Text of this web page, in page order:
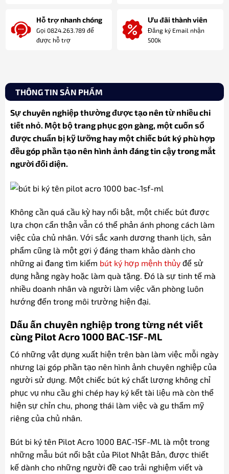
Hỗ trợ nhanh chóng
Gọi 0824.263.789 để
được hỗ trợ
Ưu đãi thành viên
Đăng ký Email nhận
500k
THÔNG TIN SẢN PHẨM
Sự chuyên nghiệp thường được tạo nên từ nhiều chi
tiết nhỏ. Một bộ trang phục gọn gàng, một cuốn sổ
được chuẩn bị kỹ lưỡng hay một chiếc bút ký phù hợp
đều góp phần tạo nên hình ảnh đáng tin cậy trong mắt
người đối diện.
Không cần quá cầu kỳ hay nổi bật, một chiếc bút được
lựa chọn cẩn thận vẫn có thể phản ánh phong cách làm
việc của chủ nhân. Với sắc xanh dương thanh lịch, sản
phẩm cũng là một gợi ý đáng tham khảo dành cho
những ai đang tìm kiếm bút ký hợp mệnh thủyđể sử
dụng hằng ngày hoặc làm quà tặng. Đó là sự tinh tế mà
nhiều doanh nhân và người làm việc văn phòng luôn
hướng đến trong môi trường hiện đại.
Dấu ấn chuyên nghiệp trong từng nét viết
cùng Pilot Acro 1000 BAC-1SF-ML
Có những vật dụng xuất hiện trên bàn làm việc mỗi ngày
nhưng lại góp phần tạo nên hình ảnh chuyên nghiệp của
người sử dụng. Một chiếc bút ký chất lượng không chỉ
phục vụ nhu cầu ghi chép hay ký kết tài liệu mà còn thể
hiện sự chỉn chu, phong thái làm việc và gu thẩm mỹ
riêng của chủ nhân.
Bút bi ký tên Pilot Acro 1000 BAC-1SF-ML là một trong
những mẫu bút nổi bật của Pilot Nhật Bản, được thiết
kế dành cho những người đề cao trải nghiệm viết và